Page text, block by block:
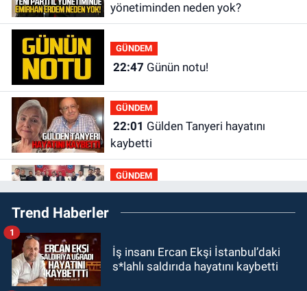
yönetiminden neden yok?
GÜNDEM
22:47 Günün notu!
GÜNDEM
22:01
kaybetti
GÜNDEM
21:22Savaş Çiloğlu ve yönetimi
Başkan Köksal Tunçtürk’ü kutladı
21:05
Trend Haberler
İş insanı Ercan Ekşi İstanbul’daki
s*lahlı saldırıda hayatını kaybetti
1